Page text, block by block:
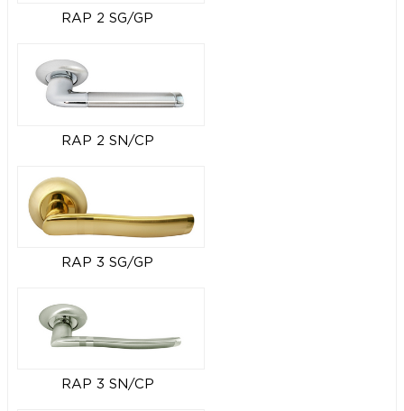
RAP 2 SG/GP
RAP 2 SN/CP
RAP 3 SG/GP
RAP 3 SN/CP